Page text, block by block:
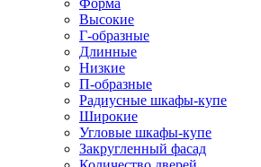
Форма
Высокие
Г-образные
Длинные
Низкие
П-образные
Радиусные шкафы-купе
Широкие
Угловые шкафы-купе
Закругленный фасад